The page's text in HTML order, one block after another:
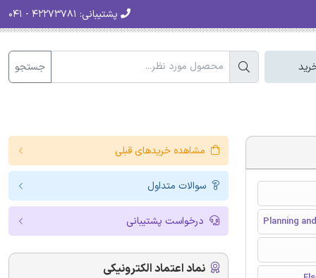
پشتیبانی:
جستجو
Planning
مشاهده خریدهای قبلی
سوالات متداول
درخواست پشتیبانی
نماد اعتماد الکترونیکی